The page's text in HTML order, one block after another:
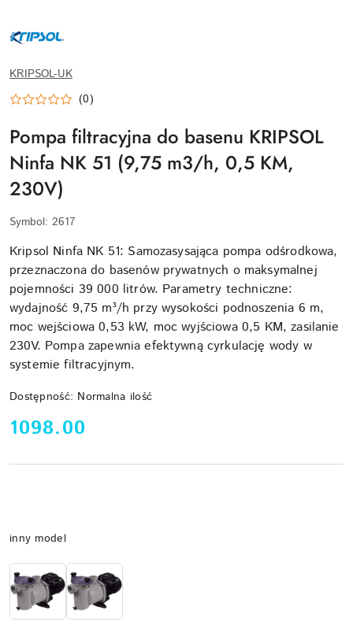
WEBP
KRIPSOL-UK
(0)
Pompa filtracyjna do basenu KRIPSOL
Ninfa NK 51 (9,75 m3/h, 0,5 KM,
230V)
Symbol: 2617
Kripsol Ninfa NK 51: Samozasysająca pompa odśrodkowa,
przeznaczona do basenów prywatnych o maksymalnej
pojemności 39 000 litrów. Parametry techniczne:
wydajność 9,75 m³/h przy wysokości podnoszenia 6 m,
moc wejściowa 0,53 kW, moc wyjściowa 0,5 KM, zasilanie
230V. Pompa zapewnia efektywną cyrkulację wody w
systemie filtracyjnym.
Dostępność: Normalna ilość
cena:
1098.00
Wariant
inny model